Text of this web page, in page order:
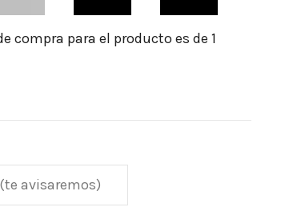
compra para el producto es de 1